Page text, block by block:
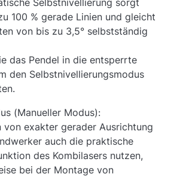
100 % gerade Linien und gleicht
von bis zu 3,5° selbstständig
das Pendel in die entsperrte
den Selbstnivellierungsmodus
(Manueller Modus):
von exakter gerader Ausrichtung
auch die praktische
des Kombilasers nutzen,
bei der Montage von